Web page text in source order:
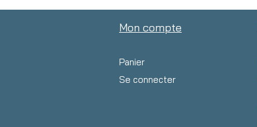
Mon compte
Panier
Se connecter